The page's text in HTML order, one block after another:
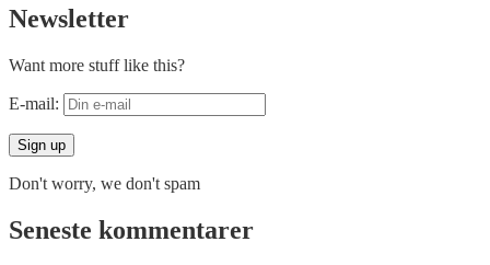
Newsletter
Want more stuff like this?
E-mail:
Don't worry, we don't spam
Seneste kommentarer